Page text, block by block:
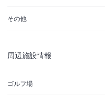
その他
周辺施設情報
ゴルフ場